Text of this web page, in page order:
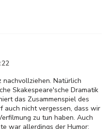
nachvollziehen. Natürlich
Skakespeare'sche Dramatik
das Zusammenspiel des
auch nicht vergessen, dass wir
zu tun haben. Auch
war allerdings der Humor: